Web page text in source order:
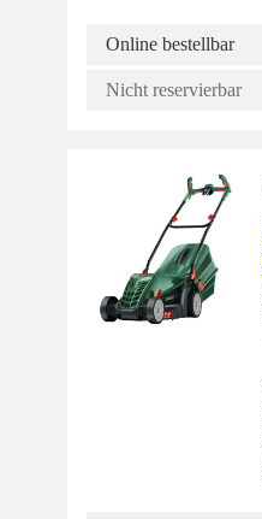
Online bestellbar
Nicht reservierbar